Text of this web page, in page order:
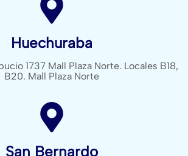
Huechuraba
1737 Mall Plaza Norte. Locales B18,
B20. Mall Plaza Norte
San Bernardo